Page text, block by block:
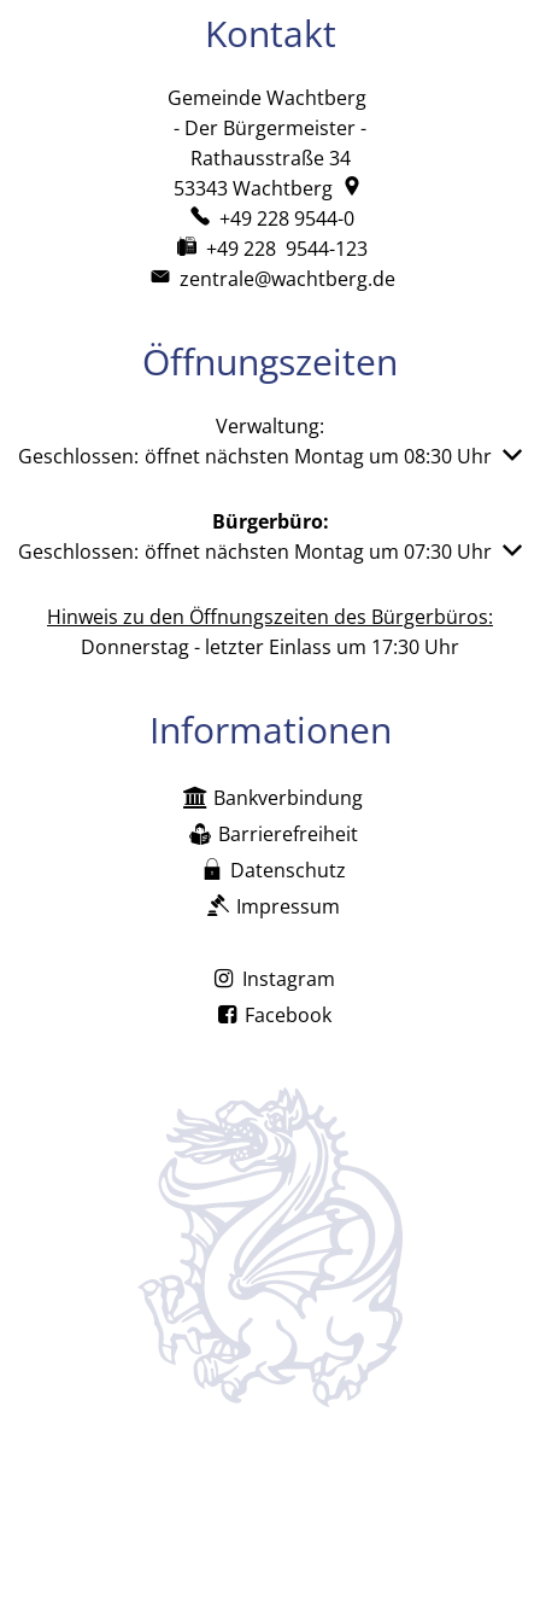
Kontakt
Gemeinde Wachtberg
- Der Bürgermeister -
Rathausstraße 34
53343Wachtberg
+49 228 9544-0
+49 228 9544-123
zentrale@wachtberg.de
Öffnungszeiten
Verwaltung:
Klicken, um weitere Öffnungs- oder Schließzeiten
Geschlossen: öffnet nächsten Montag um 08:30 Uhr
Bürgerbüro:
Klicken, um weitere Öffnungs- oder Schließzeiten
Geschlossen: öffnet nächsten Montag um 07:30 Uhr
Hinweis zu den Öffnungszeiten des Bürgerbüros:
Donnerstag - letzter Einlass um 17:30 Uhr
Informationen
Bankverbindung
Barrierefreiheit
Datenschutz
Impressum
Instagram
Facebook